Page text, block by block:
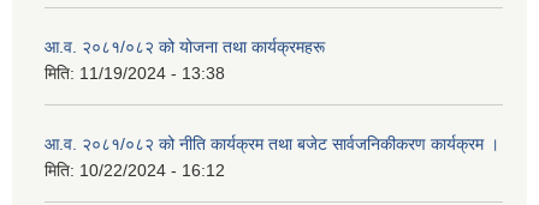
आ.व. २०८१/०८२ को योजना तथा कार्यक्रमहरू
मिति: 11/19/2024 - 13:38
आ.व. २०८१/०८२ को नीति कार्यक्रम तथा बजेट सार्वजनिकीकरण कार्यक्रम ।
मिति: 10/22/2024 - 16:12